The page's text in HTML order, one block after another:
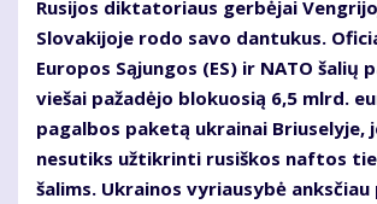
Rusijos diktatoriaus gerbėjai
Slovakijoje rodo savo dantukus.
Europos Sąjungos (ES) ir NATO šalių
viešai pažadėjo blokuosią 6,5 mlrd.
pagalbos paketą ukrainai Briuselyje,
nesutiks užtikrinti rusiškos naftos
šalims. Ukrainos vyriausybė